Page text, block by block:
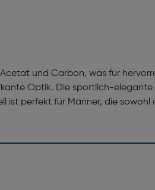
und Carbon, was für
Optik. Die sportlich-
ist perfekt für Männer, die sowohl